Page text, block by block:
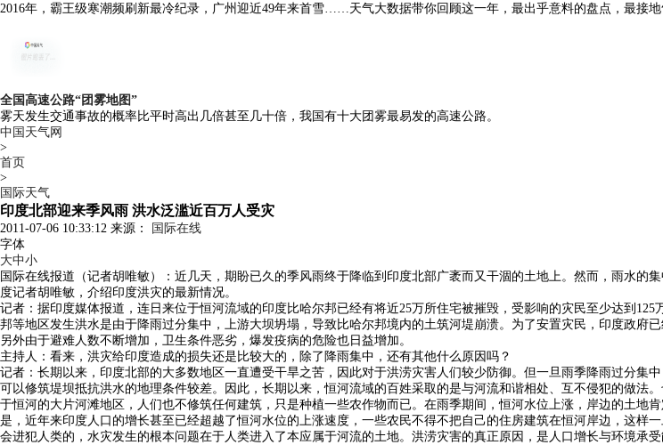
2016年，霸王级寒潮频刷新最冷纪录，广州迎近49年来首雪……天气大数据带你回顾这一年，最出乎意料的盘点，最接
全国高速公路“团雾地图”
雾天发生交通事故的概率比平时高出几倍甚至几十倍，我国有十大团雾最易发的高速公路。
中国天气网
>
首页
>
国际天气
印度北部迎来季风雨 洪水泛滥近百万人受灾
2011-07-06 10:33:12 来源：
国际在线
字体
大中小
国际在线报道（记者胡唯敏）：近几天，期盼已久的季风雨终于降临到印度北部广袤而又干涸的土地上。然而，雨水
度记者胡唯敏，介绍印度洪灾的最新情况。
记者：据印度媒体报道，连日来位于恒河流域的印度比哈尔邦已经有将近25万所住宅被摧毁，受影响的灾民至少达到
邦等地区发生洪水是由于降雨过分集中，上游大坝坍塌，导致比哈尔邦境内的土筑河堤崩溃。为了安置灾民，印度政府
另外由于避难人数不断增加，卫生条件恶劣，爆发疫病的危险也日益增加。
主持人：看来，洪灾给印度造成的损失还是比较大的，除了降雨集中，还有其他什么原因吗？
记者：长期以来，印度北部的大多数地区一直遭受干旱之苦，因此对于洪涝灾害人们较少防御。但一旦雨季降雨过分集
可以修筑堤坝抵抗洪水的地理条件较差。因此，长期以来，恒河流域的百姓采取的是与河流和谐相处、互不侵犯的做
于恒河的大片河滩地区，人们也不修筑任何建筑，只是种植一些农作物而已。在雨季期间，恒河水位上涨，岸边的土
是，近年来印度人口的增长甚至已经超越了恒河水位的上涨速度，一些农民不得不把自己的住房建筑在恒河岸边，这
会进犯人类的，水灾发生的根本问题在于人类进入了本应属于河流的土地。洪涝灾害的真正原因，是人口增长与环境承